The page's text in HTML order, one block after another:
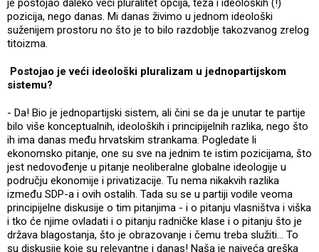
pozicija, nego danas. Mi danas živimo u jednom ideološki
suženijem prostoru no što je to bilo razdoblje takozvanog zrelog
titoizma.
Postojao je veći ideološki pluralizam u jednopartijskom
sistemu?
- Da! Bio je jednopartijski sistem, ali čini se da je unutar te partije
bilo više konceptualnih, ideoloških i principijelnih razlika, nego što
ih ima danas među hrvatskim strankama. Pogledate li
ekonomsko pitanje, one su sve na jednim te istim pozicijama, što
jest nedovođenje u pitanje neoliberalne globalne ideologije u
području ekonomije i privatizacije. Tu nema nikakvih razlika
između SDP-a i ovih ostalih. Tada su se u partiji vodile veoma
principijelne diskusije o tim pitanjima - i o pitanju vlasništva i viška
i tko će njime ovladati i o pitanju radničke klase i o pitanju što je
država blagostanja, što je obrazovanje i čemu treba služiti... To
su diskusije koje su relevantne i danas! Naša je najveća greška